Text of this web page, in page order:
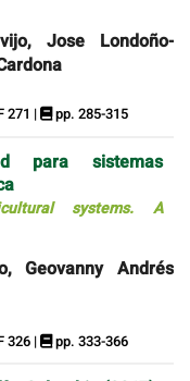
Jose Londoño-
271 | pp. 285-315
para sistemas
systems. A
Geovanny Andrés
326 | pp. 333-366